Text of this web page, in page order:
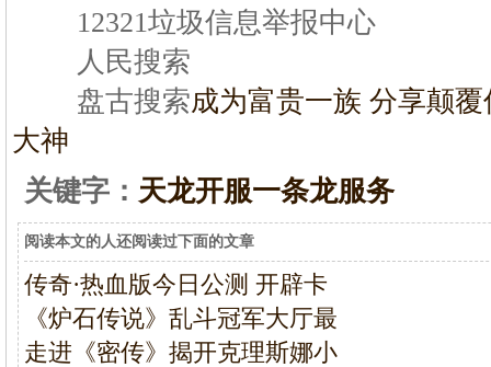
12321垃圾信息举报中心
人民搜索
盘古搜索成为富贵一族 分享颠覆
大神
关键字： 天龙开服一条龙服务
阅读本文的人还阅读过下面的文章
传奇·热血版今日公测 开辟卡
《炉石传说》乱斗冠军大厅最
走进《密传》揭开克理斯娜小